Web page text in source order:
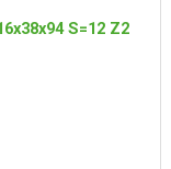
S=12 Z2